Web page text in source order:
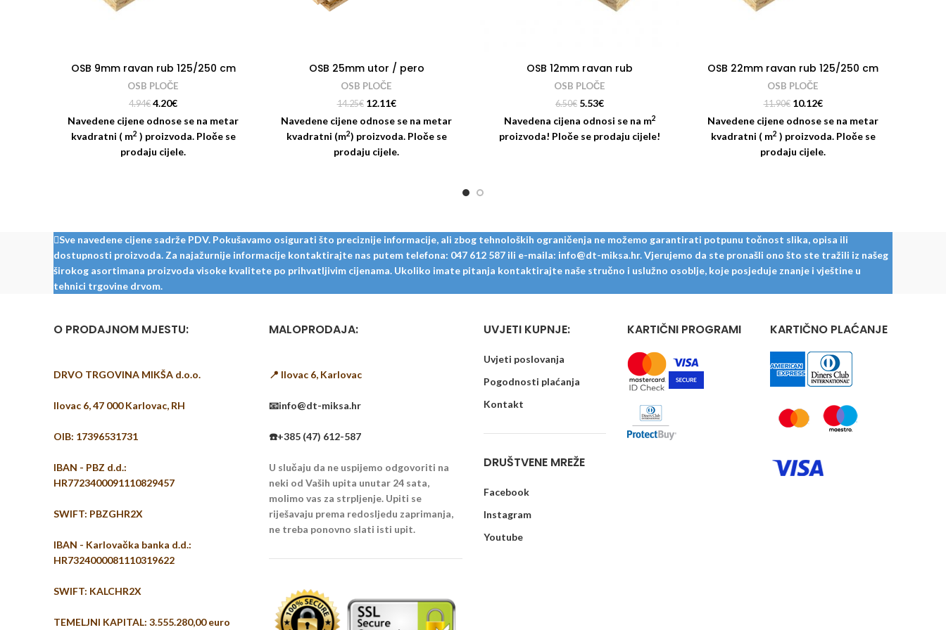
OSB 9mm ravan rub 125/250 cm
OSB PLOČE
4.94€ 4.20€
Navedene cijene odnose se na metar
kvadratni ( m2 ) proizvoda. Ploče se
prodaju cijele.
OSB 25mm utor / pero
OSB PLOČE
14.25€ 12.11€
Navedene cijene odnose se na metar
kvadratni (m2) proizvoda. Ploče se
prodaju cijele.
OSB 12mm ravan rub
OSB PLOČE
6.50€ 5.53€
Navedena cijena odnosi se na m2
proizvoda! Ploče se prodaju cijele!
OSB 22mm ravan rub 125/250 cm
OSB PLOČE
11.90€ 10.12€
Navedene cijene odnose se na metar
kvadratni ( m2 ) proizvoda. Ploče se
prodaju cijele.
Sve navedene cijene sadrže PDV. Pokušavamo osigurati što preciznije informacije, ali zbog tehnoloških ograničenja ne možemo garantirati potpunu točnost slika, opisa ili
dostupnosti proizvoda. Za najažurnije informacije kontaktirajte nas putem telefona: 047 612 587 ili e-maila: info@dt-miksa.hr. Vjerujemo da ste pronašli ono što ste tražili iz našeg
širokog asortimana proizvoda visoke kvalitete po prihvatljivim cijenama. Ukoliko imate pitanja kontaktirajte naše stručno i uslužno osoblje, koje posjeduje znanje i vještine u
tehnici trgovine drvom.
O PRODAJNOM MJESTU:
DRVO TRGOVINA MIKŠA d.o.o.
Ilovac 6, 47 000 Karlovac, RH
OIB: 17396531731
IBAN - PBZ d.d.:
HR7723400091110829457
SWIFT: PBZGHR2X
IBAN - Karlovačka banka d.d.:
HR7324000081110319622
SWIFT: KALCHR2X
TEMELJNI KAPITAL: 3.555.280,00 euro
MALOPRODAJA:
📍 Ilovac 6, Karlovac
📧info@dt-miksa.hr
☎️+385 (47) 612-587
U slučaju da ne uspijemo odgovoriti na
neki od Vaših upita unutar 24 sata,
molimo vas za strpljenje. Upiti se
riješavaju prema redosljedu zaprimanja,
ne treba ponovno slati isti upit.
UVJETI KUPNJE:
Uvjeti poslovanja
Pogodnosti plaćanja
Kontakt
DRUŠTVENE MREŽE
Facebook
Instagram
Youtube
KARTIČNI PROGRAMI KARTIČNO PLAĆANJE